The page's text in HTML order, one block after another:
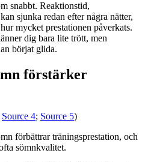
snabbt. Reaktionstid,
sjunka redan efter några nätter,
mycket prestationen påverkats.
dig bara lite trött, men
börjat glida.
förstärker
Source 4; Source 5)
förbättrar träningsprestation, och
sömnkvalitet.